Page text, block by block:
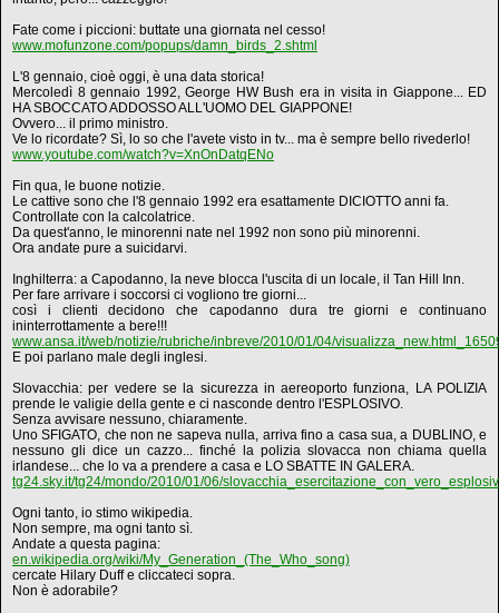
Fate come i piccioni: buttate una giornata nel cesso!
www.mofunzone.com/popups/damn_birds_2.shtml
L'8 gennaio, cioè oggi, è una data storica!
Mercoledì 8 gennaio 1992, George HW Bush era in visita in Giappone... ED
HA SBOCCATO ADDOSSO ALL'UOMO DEL GIAPPONE!
Ovvero... il primo ministro.
Ve lo ricordate? Sì, lo so che l'avete visto in tv... ma è sempre bello rivederlo!
www.youtube.com/watch?v=XnOnDatqENo
Fin qua, le buone notizie.
Le cattive sono che l'8 gennaio 1992 era esattamente DICIOTTO anni fa.
Controllate con la calcolatrice.
Da quest'anno, le minorenni nate nel 1992 non sono più minorenni.
Ora andate pure a suicidarvi.
Inghilterra: a Capodanno, la neve blocca l'uscita di un locale, il Tan Hill Inn.
Per fare arrivare i soccorsi ci vogliono tre giorni...
così i clienti decidono che capodanno dura tre giorni e continuano
ininterrottamente a bere!!!
www.ansa.it/web/notizie/rubriche/inbreve/2010/01/04/
E poi parlano male degli inglesi.
Slovacchia: per vedere se la sicurezza in aereoporto funziona, LA POLIZIA
prende le valigie della gente e ci nasconde dentro l'ESPLOSIVO.
Senza avvisare nessuno, chiaramente.
Uno SFIGATO, che non ne sapeva nulla, arriva fino a casa sua, a DUBLINO, e
nessuno gli dice un cazzo... finché la polizia slovacca non chiama quella
irlandese... che lo va a prendere a casa e LO SBATTE IN GALERA.
tg24.sky.it/tg24/mondo/2010/01/06/
Ogni tanto, io stimo wikipedia.
Non sempre, ma ogni tanto sì.
Andate a questa pagina:
en.wikipedia.org/wiki/My_Generation_(The_Who_song)
cercate Hilary Duff e cliccateci sopra.
Non è adorabile?